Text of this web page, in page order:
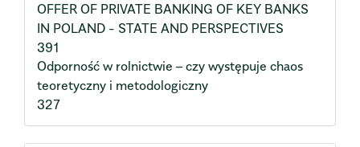
OFFER OF PRIVATE BANKING OF KEY BANKS
IN POLAND - STATE AND PERSPECTIVES
391
Odporność w rolnictwie – czy występuje chaos
teoretyczny i metodologiczny
327